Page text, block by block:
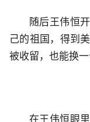
随后王伟恒
己的祖国，得到
被收留，也能换一
在王伟恒眼